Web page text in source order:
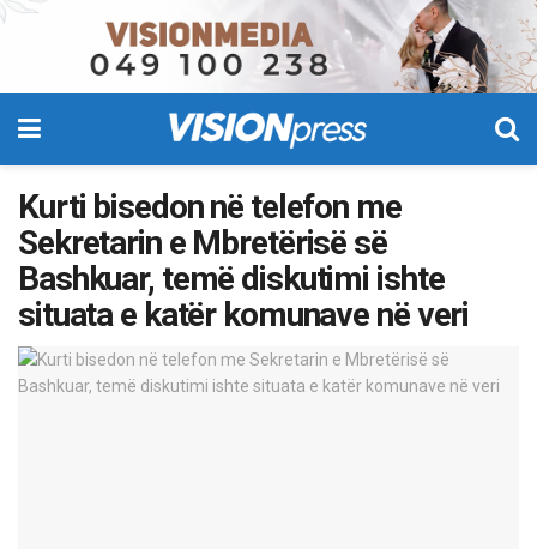
Kurti bisedon në telefon me
Sekretarin e Mbretërisë së
Bashkuar, temë diskutimi ishte
situata e katër komunave në veri